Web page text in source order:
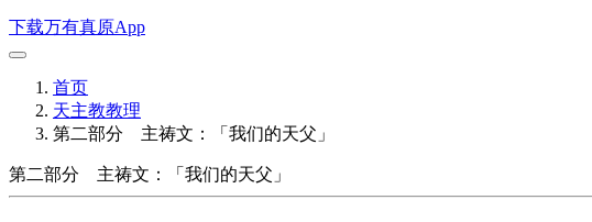
下载万有真原App
首页
天主教教理
第二部分 主祷文：「我们的天父」
第二部分 主祷文：「我们的天父」